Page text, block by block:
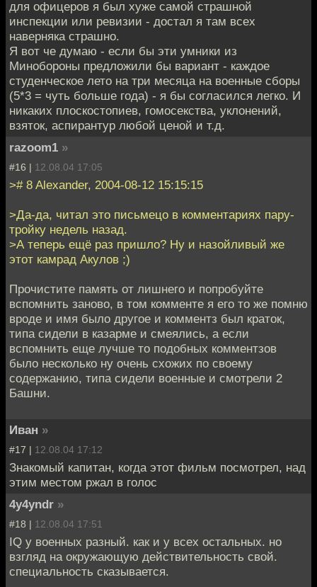
для офицеров я был хуже самой страшной
инспекции или ревизии - достал я там всех
наверняка страшно.
Я вот че думаю - если бы эти умники из
Минобороны предложили бы вариант - каждое
студенческое лето на три месяца на военные сборы
(5*3 = чуть больше года) - я бы согласился легко. И
никаких плоскостопиев, гомосекства, уклонений,
взяток, аспирантур любой ценой и т.д.
razoom1 »
#16 | 12.08.04 17:05
># 8 Alexander, 2004-08-12 15:15:15
>Да-да, читал это письмецо в комментариях пару-
тройку недель назад.
>А теперь ещё раз пришло? Ну и назойливый же
этот камрад Акулов ;)
Прочистите память от лишнего и попробуйте
вспомнить заново, в том комменте я его то же помню
вроде и имя было другое и комментз был краток,
типа сидели в казарме и смеялись, а если
вспомнить еще лучше то подобных комментзов
было несколько ну очень схожих по своему
содержанию, типа сидели военные и смотрели 2
Башни.
Иван »
#17 | 12.08.04 17:12
Знакомый капитан, когда этот фильм посмотрел, над
этим местом ржал в голос
4y4yndr »
#18 | 12.08.04 17:51
IQ у военных разный. как и у всех остальных. но
взгляд на окружающую действительность свой.
специальность сказывается.